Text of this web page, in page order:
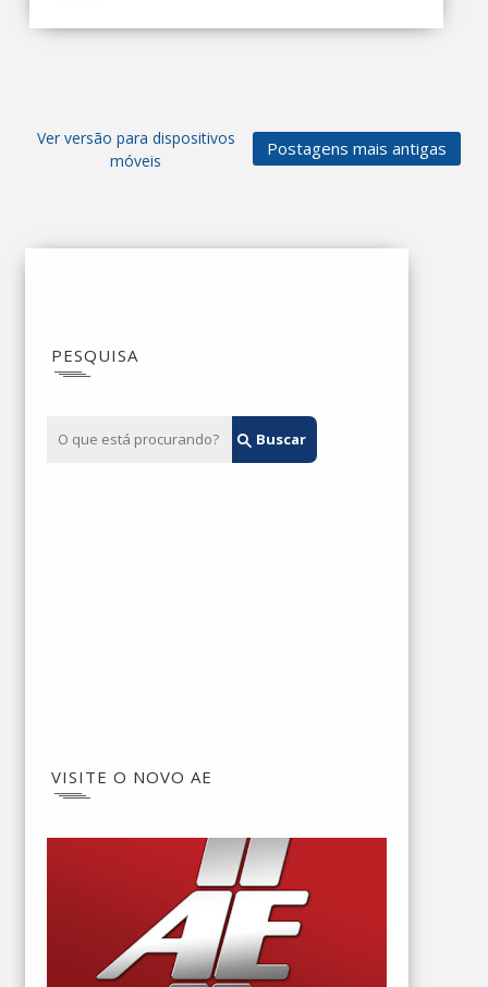
Postagens mais antigas
Ver versão para dispositivos
móveis
PESQUISA
VISITE O NOVO AE